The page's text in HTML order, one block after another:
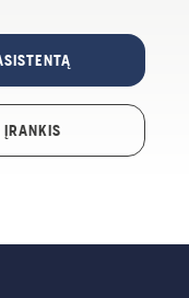
ĮRANKIS